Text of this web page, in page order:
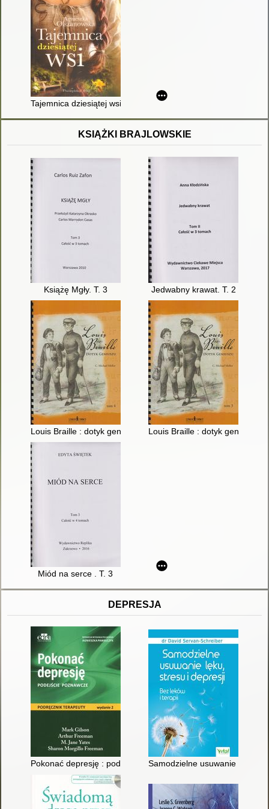
Tajemnica dziesiątej wsi
KSIĄŻKI BRAJLOWSKIE
Książę Mgły. T. 3 Jedwabny krawat. T. 2
Louis Braille : dotyk geniuszu. T. 4Louis Braille : dotyk geniuszu.
Miód na serce . T. 3
DEPRESJA
Pokonać depresję : podejście poznawcze : podręcznik
Samodzielne usuwanie lęku,